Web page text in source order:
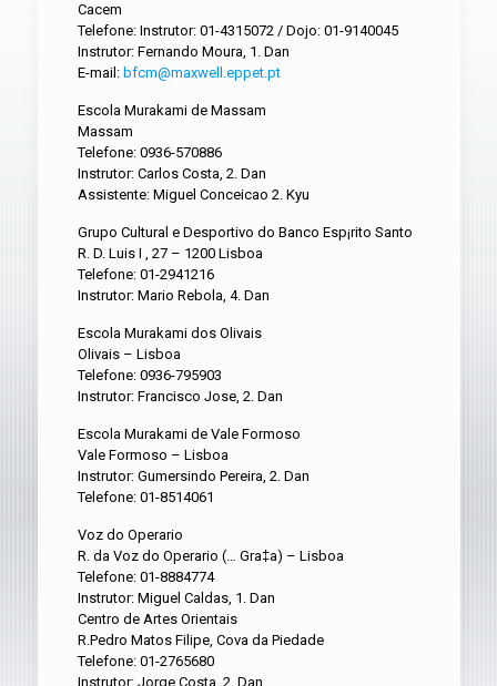
Cacem
Telefone: Instrutor: 01-4315072 / Dojo: 01-9140045
Instrutor: Fernando Moura, 1. Dan
E-mail: bfcm@maxwell.eppet.pt
Escola Murakami de Massam
Massam
Telefone: 0936-570886
Instrutor: Carlos Costa, 2. Dan
Assistente: Miguel Conceicao 2. Kyu
Grupo Cultural e Desportivo do Banco Esp¡rito Santo
R. D. Luis I , 27 – 1200 Lisboa
Telefone: 01-2941216
Instrutor: Mario Rebola, 4. Dan
Escola Murakami dos Olivais
Olivais – Lisboa
Telefone: 0936-795903
Instrutor: Francisco Jose, 2. Dan
Escola Murakami de Vale Formoso
Vale Formoso – Lisboa
Instrutor: Gumersindo Pereira, 2. Dan
Telefone: 01-8514061
Voz do Operario
R. da Voz do Operario (… Gra‡a) – Lisboa
Telefone: 01-8884774
Instrutor: Miguel Caldas, 1. Dan
Centro de Artes Orientais
R.Pedro Matos Filipe, Cova da Piedade
Telefone: 01-2765680
Instrutor: Jorge Costa, 2. Dan